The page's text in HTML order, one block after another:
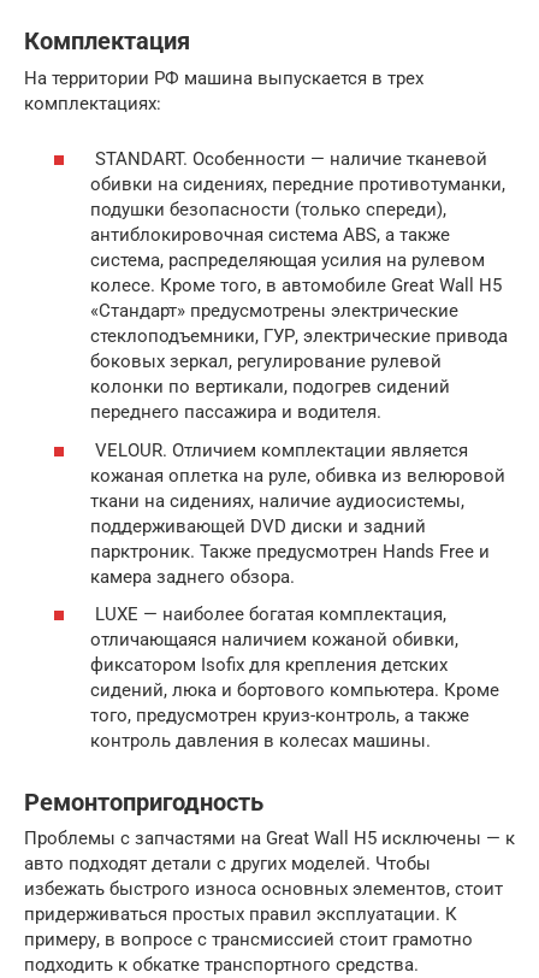
Комплектация
На территории РФ машина выпускается в трех
комплектациях:
STANDART. Особенности — наличие тканевой
обивки на сидениях, передние противотуманки,
подушки безопасности (только спереди),
антиблокировочная система ABS, а также
система, распределяющая усилия на рулевом
колесе. Кроме того, в автомобиле Great Wall H5
«Стандарт» предусмотрены электрические
стеклоподъемники, ГУР, электрические привода
боковых зеркал, регулирование рулевой
колонки по вертикали, подогрев сидений
переднего пассажира и водителя.
VELOUR. Отличием комплектации является
кожаная оплетка на руле, обивка из велюровой
ткани на сидениях, наличие аудиосистемы,
поддерживающей DVD диски и задний
парктроник. Также предусмотрен Hands Free и
камера заднего обзора.
LUXE — наиболее богатая комплектация,
отличающаяся наличием кожаной обивки,
фиксатором Isofix для крепления детских
сидений, люка и бортового компьютера. Кроме
того, предусмотрен круиз-контроль, а также
контроль давления в колесах машины.
Ремонтопригодность
Проблемы с запчастями на Great Wall H5 исключены — к
авто подходят детали с других моделей. Чтобы
избежать быстрого износа основных элементов, стоит
придерживаться простых правил эксплуатации. К
примеру, в вопросе с трансмиссией стоит грамотно
подходить к обкатке транспортного средства.